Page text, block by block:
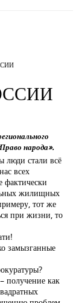
народа».
люди стали всё
всех
фактически
жилищных
тот же
при жизни, то
замызганные
получение как